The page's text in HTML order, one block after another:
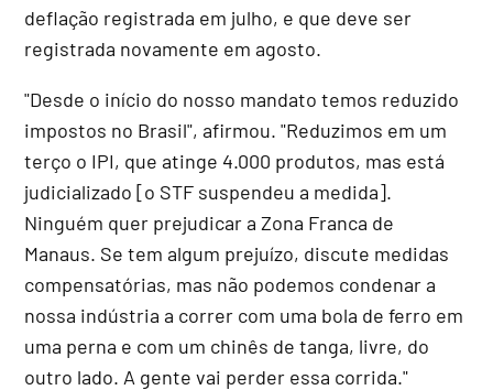
deflação registrada em julho, e que deve ser
registrada novamente em agosto.
"Desde o início do nosso mandato temos reduzido
impostos no Brasil", afirmou. "Reduzimos em um
terço o IPI, que atinge 4.000 produtos, mas está
judicializado [o STF suspendeu a medida].
Ninguém quer prejudicar a Zona Franca de
Manaus. Se tem algum prejuízo, discute medidas
compensatórias, mas não podemos condenar a
nossa indústria a correr com uma bola de ferro em
uma perna e com um chinês de tanga, livre, do
outro lado. A gente vai perder essa corrida."